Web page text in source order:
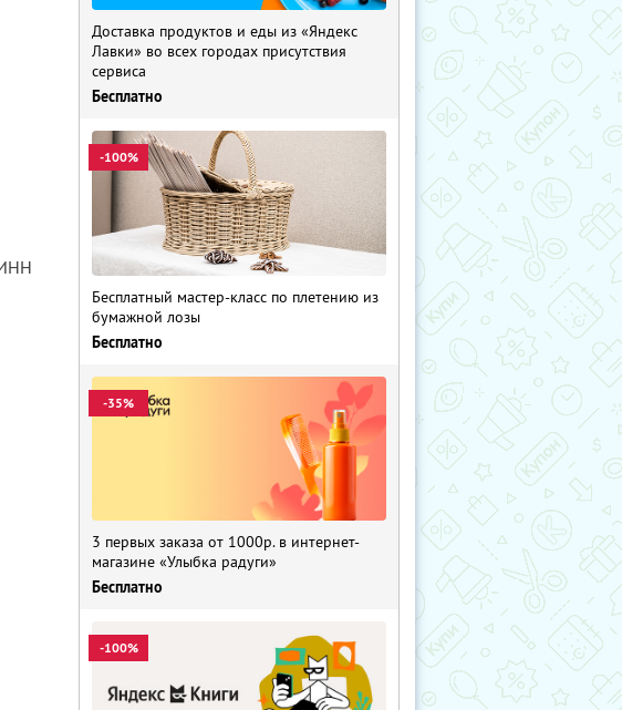
Доставка продуктов и еды из «Яндекс
Лавки» во всех городах присутствия
сервиса
Бесплатно
-100%
Бесплатный мастер-класс по плетению из
бумажной лозы
Бесплатно
-35%
3 первых заказа от 1000р. в интернет-
магазине «Улыбка радуги»
Бесплатно
-100%